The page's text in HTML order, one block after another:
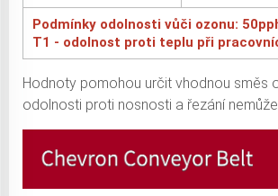
Podmínky odolnosti vůči ozonu:
T1 - odolnost proti teplu při
Hodnoty pomohou určit vhodnou směs
odolnosti proti nosnosti a řezání